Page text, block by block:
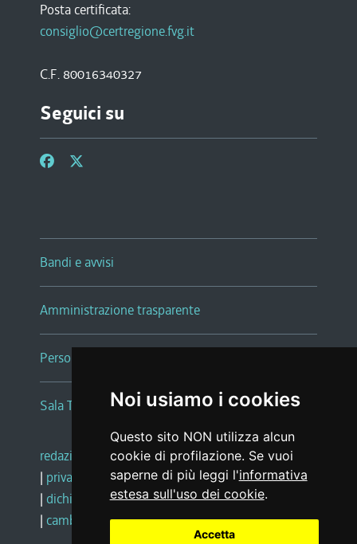
Noi usiamo i cookies
Questo sito NON utilizza alcun
cookie di profilazione. Se vuoi
saperne di più leggi l'informativa
estesa sull'uso dei cookie.
Accetta
Posta certificata:
consiglio@certregione.fvg.it
C.F. 80016340327
Seguici su
Bandi e avvisi
Amministrazione trasparente
Persone e Uffici
Sala Tiziano Tessitori
redazione web |note legali |glossario
| privacy
social media policy
| dichiarazione di accessibilità |feedback
| cambio preferenze cookie